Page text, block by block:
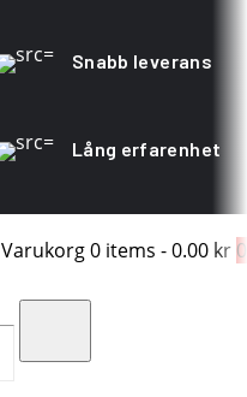
Snabb leverans
Lång erfarenhet
Varukorg0 items -0.00 kr 0